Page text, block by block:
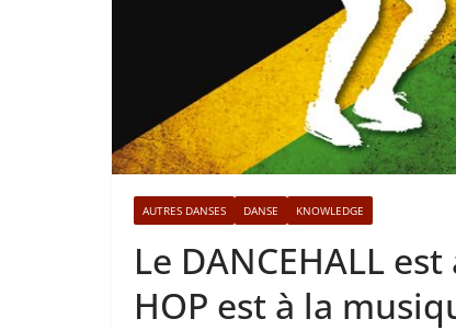
AUTRES DANSES DANSE KNOWLEDGE
Le DANCEHALL
HOP est à la